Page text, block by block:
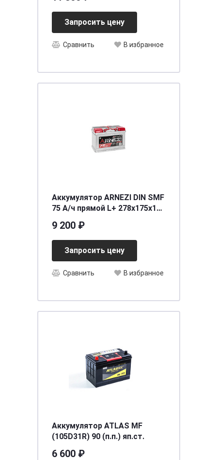
Запросить цену
Сравнить В избранное
Аккумулятор ARNEZI DIN SMF
75 А/ч прямой L+ 278x175x190
9 200 ₽
Запросить цену
Сравнить В избранное
Аккумулятор ATLAS MF
(105D31R) 90 (п.п.) яп.ст.
6 600 ₽